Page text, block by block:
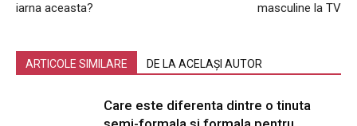
iarna aceasta?
masculine la TV
ARTICOLE SIMILARE DE LA ACELAȘI AUTOR
Care este diferenta dintre o tinuta